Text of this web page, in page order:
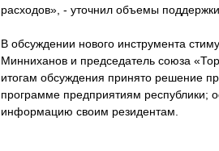
расходов», - уточнил объемы
В обсуждении нового инструмента
Минниханов и председатель союза
итогам обсуждения принято решение
программе предприятиям республики;
информацию своим резидентам.